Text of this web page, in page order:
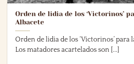
Orden de lidia de los ‘Victorinos’
Albacete
Orden de lidia de los ‘Victorinos’ para
Los matadores acartelados son [...]